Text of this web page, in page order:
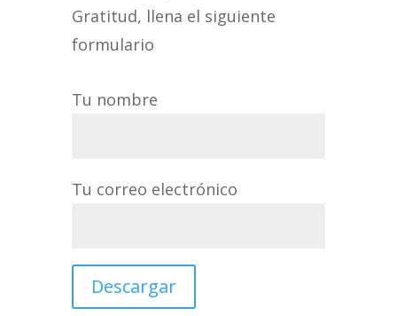
Gratitud, llena el siguiente
formulario
Tu nombre
Tu correo electrónico
Descargar